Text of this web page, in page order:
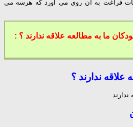
فراغت به آن روی می آورد که هرسه می
ما به مطالعه علاقه ندارند ؟ :
علاقه ندارند ؟